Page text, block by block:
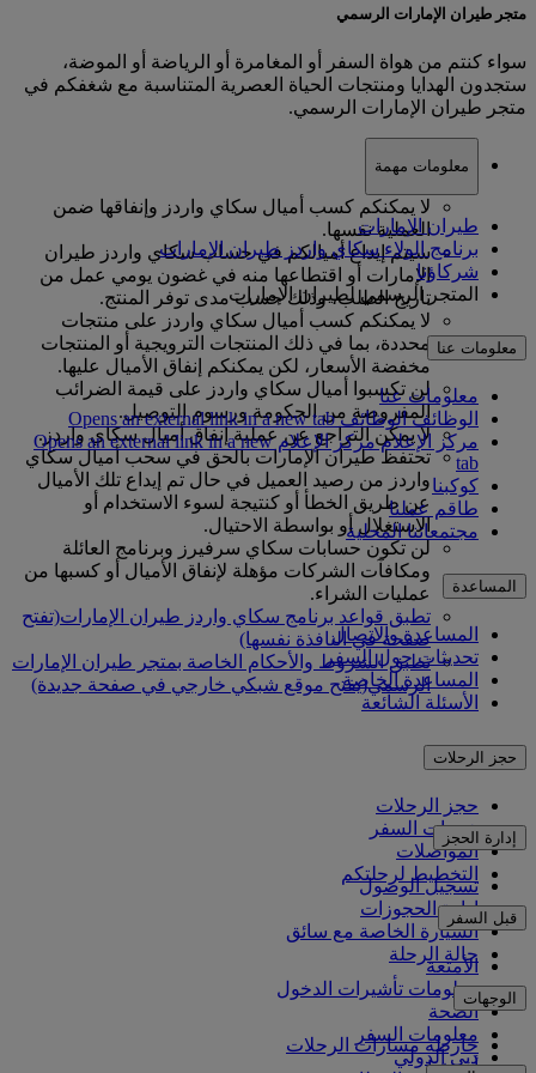
متجر طيران الإمارات الرسمي
سواء كنتم من هواة السفر أو المغامرة أو الرياضة أو الموضة،
ستجدون الهدايا ومنتجات الحياة العصرية المتناسبة مع شغفكم في
متجر طيران الإمارات الرسمي.
معلومات مهمة
لا يمكنكم كسب أميال سكاي واردز وإنفاقها ضمن
العملية نفسها.
سيتم إيداع أميالكم في حساب سكاي واردز طيران
الإمارات أو اقتطاعها منه في غضون يومي عمل من
تاريخ الطلب، وذلك حسب مدى توفر المنتج.
لا يمكنكم كسب أميال سكاي واردز على منتجات
محددة، بما في ذلك المنتجات الترويجية أو المنتجات
مخفضة الأسعار، لكن يمكنكم إنفاق الأميال عليها.
لن تكسبوا أميال سكاي واردز على قيمة الضرائب
المفروضة من الحكومة ورسوم التوصيل.
لا يمكن التراجع عن عملية إنفاق أميال سكاي واردز.
تحتفظ طيران الإمارات بالحق في سحب أميال سكاي
واردز من رصيد العميل في حال تم إيداع تلك الأميال
عن طريق الخطأ أو كنتيجة لسوء الاستخدام أو
الاستغلال أو بواسطة الاحتيال.
لن تكون حسابات سكاي سرفيرز وبرنامج العائلة
ومكافآت الشركات مؤهلة لإنفاق الأميال أو كسبها من
عمليات الشراء.
تطبق قواعد برنامج سكاي واردز طيران الإمارات(تفتح
صفحة في النافذة نفسها)
تطبق الشروط والأحكام الخاصة بمتجر طيران الإمارات
الرسمي(يفتح موقع شبكي خارجي في صفحة جديدة)
طيران الإمارات
برنامج الولاء سكاي واردز طيران الإمارات
شركاؤنا
المتجر الرسمي لطيران الإمارات
معلومات عنا
معلومات عنا
الوظائفالوظائف Opens an external link in a new tab
مركز الإعلام
مركز الإعلام Opens an external link in a new
tab
كوكبنا
طاقم عملنا
مجتمعاتنا المحلية
المساعدة
المساعدة والاتصال
تحديثات حول السفر
المساعدة الخاصة
الأسئلة الشائعة
حجز الرحلات
حجز الرحلات
خدمات السفر
المواصلات
التخطيط لرحلتكم
إدارة الحجز
تسجيل الوصول
إدارة الحجوزات
السيارة الخاصة مع سائق
حالة الرحلة
قبل السفر
الأمتعة
معلومات تأشيرات الدخول
الصحة
معلومات السفر
دبي الدولي
الوجهات
خارطة مسارات الرحلات
أفريقيا